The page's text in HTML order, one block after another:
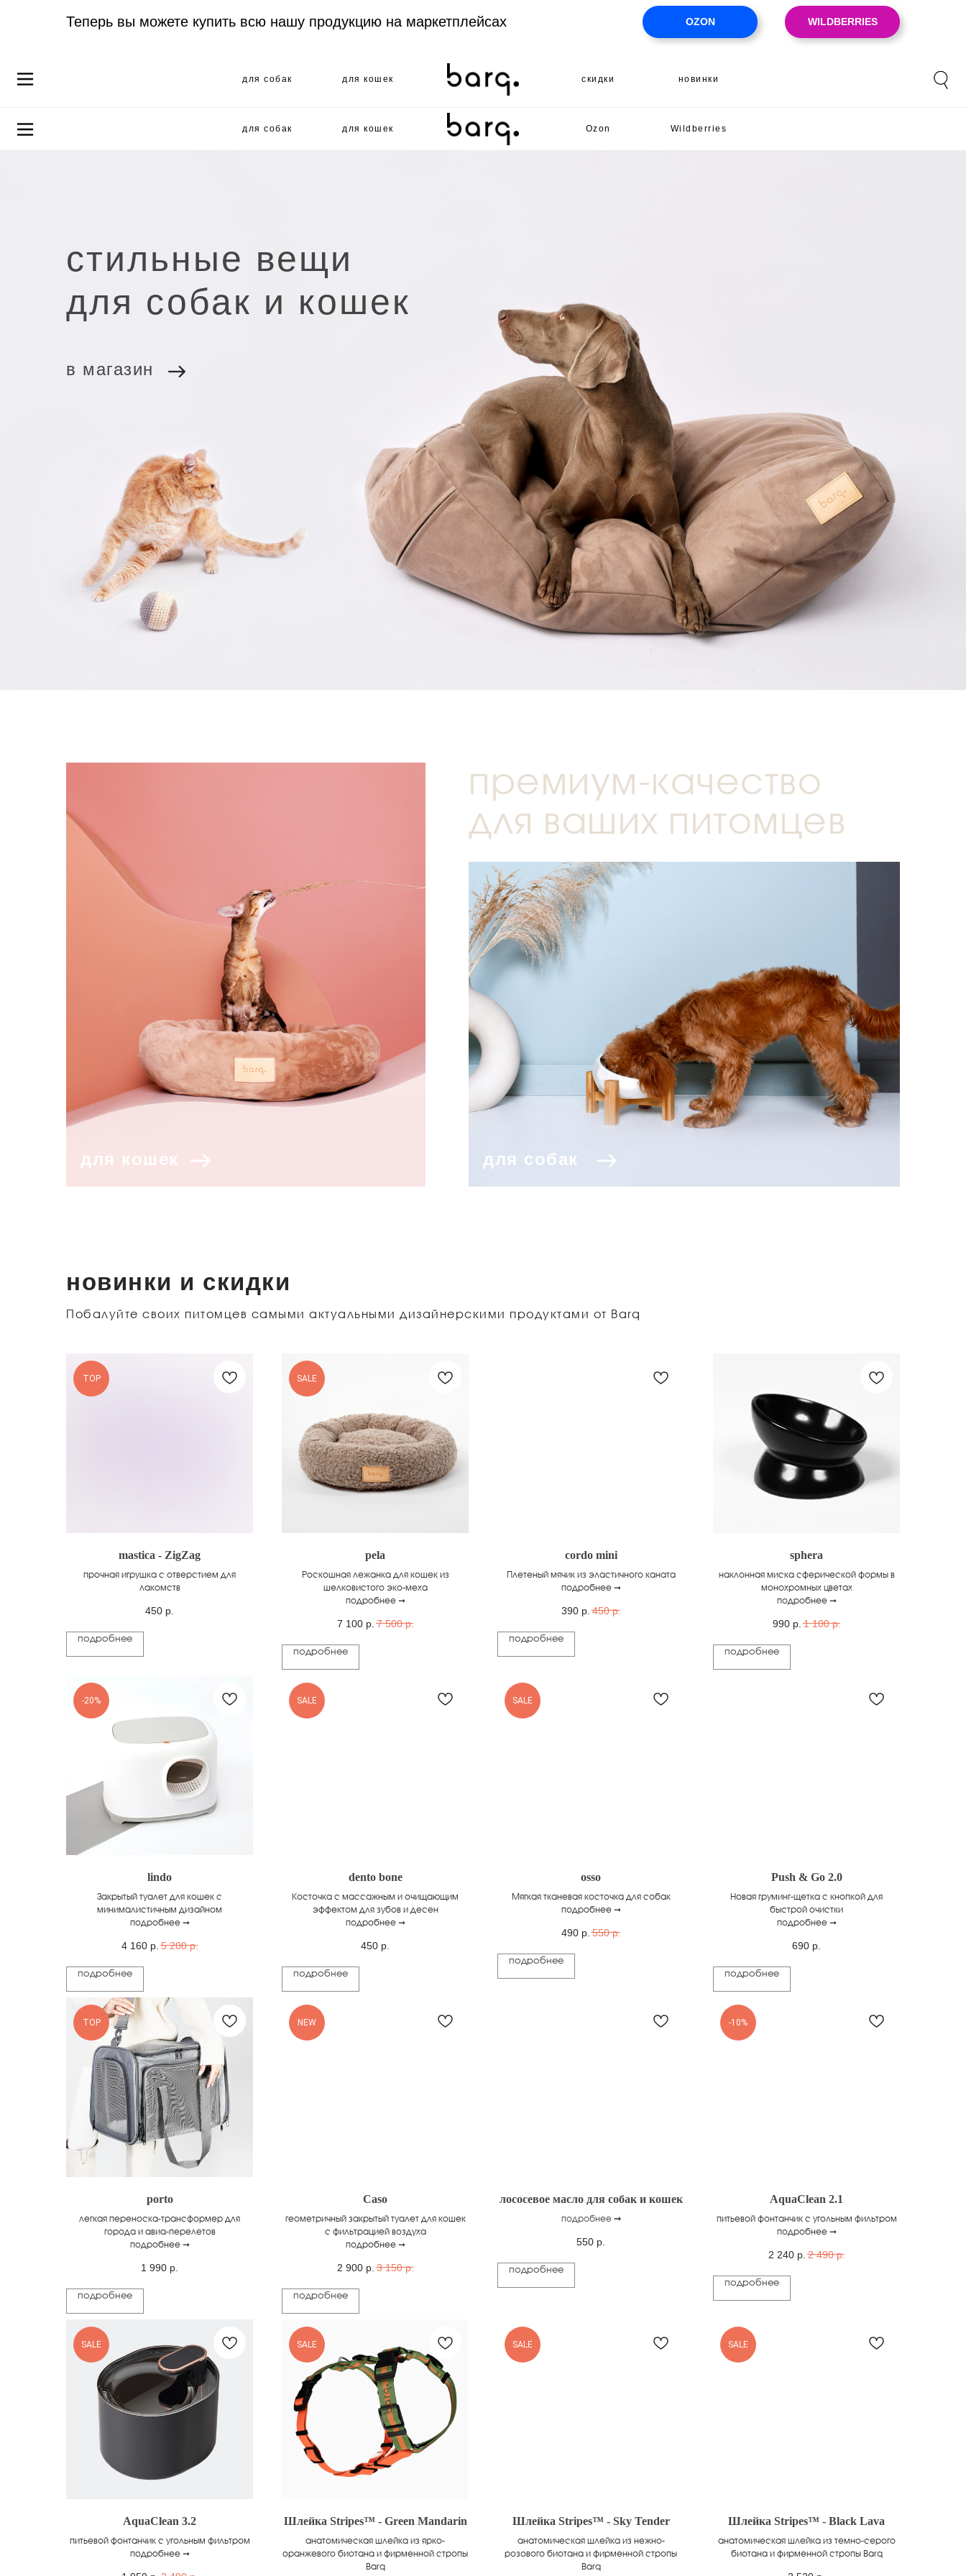
Теперь вы можете купить всю нашу продукцию на маркетплейсах WILDBERRIES
OZON
для кошек
для собак скидки новинки
для кошек
для собак Ozon Wildberries
в магазин
стильные вещи
для собак и кошек
премиум-качество
для ваших питомцев
для кошек для собак
новинки и скидки
Побалуйте своих питомцев самыми актуальными дизайнерскими продуктами от Barq
TOP
mastica - ZigZag
прочная игрушка с отверстием для
лакомств
450 р.
подробнее
SALE
pela
Роскошная лежанка для кошек из
шелковистого эко-меха
подробнее ➞
7 100 р. 7 500 р.
подробнее
cordo mini
Плетеный мячик из эластичного каната
подробнее ➞
390 р. 450 р.
подробнее
sphera
наклонная миска сферической формы в
монохромных цветах
подробнее ➞
990 р. 1 100 р.
подробнее
-20%
lindo
Закрытый туалет для кошек с
минималистичным дизайном
подробнее ➞
4 160 р. 5 200 р.
подробнее
SALE
dento bone
Косточка с массажным и очищающим
эффектом для зубов и десен
подробнее ➞
450 р.
подробнее
SALE
osso
Мягкая тканевая косточка для собак
подробнее ➞
490 р. 550 р.
подробнее
Push & Go 2.0
Новая груминг-щетка с кнопкой для
быстрой очистки
подробнее ➞
690 р.
подробнее
TOP
porto
легкая переноска-трансформер для
города и авиа-перелетов
подробнее ➞
1 990 р.
подробнее
NEW
Caso
геометричный закрытый туалет для кошек
с фильтрацией воздуха
подробнее ➞
2 900 р. 3 150 р.
подробнее
лососевое масло для собак и кошек
подробнее ➞
550 р.
подробнее
-10%
AquaClean 2.1
питьевой фонтанчик с угольным фильтром
подробнее ➞
2 240 р. 2 490 р.
подробнее
SALE
AquaClean 3.2
питьевой фонтанчик с угольным фильтром
подробнее ➞
SALE
Шлейка Stripes™ - Green Mandarin
анатомическая шлейка из ярко-
оранжевого биотана и фирменной стропы
Barq
SALE
Шлейка Stripes™ - Sky Tender
анатомическая шлейка из нежно-
розового биотана и фирменной стропы
Barq
SALE
Шлейка Stripes™ - Black Lava
анатомическая шлейка из темно-серого
биотана и фирменной стропы Barq